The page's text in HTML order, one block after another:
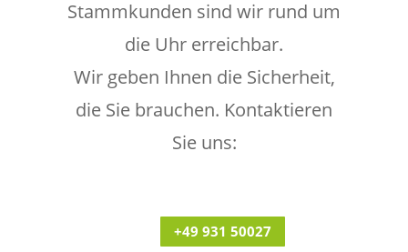
Stammkunden sind wir rund um
die Uhr erreichbar.
Wir geben Ihnen die Sicherheit,
die Sie brauchen. Kontaktieren
Sie uns:
+49 931 50027